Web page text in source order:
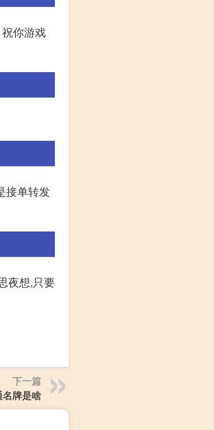
你游戏
接单转发
夜想,只要
下一篇
牌是啥